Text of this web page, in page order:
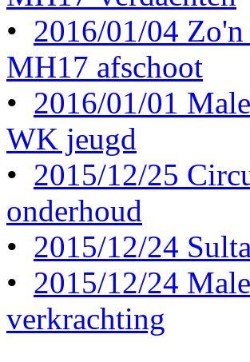
• 2016/01/04
MH17 afschoot
• 2016/01/01
WK jeugd
• 2015/12/25
onderhoud
• 2015/12/24
• 2015/12/24
verkrachting